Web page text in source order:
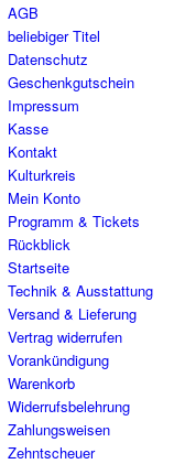
AGB
beliebiger Titel
Datenschutz
Geschenkgutschein
Impressum
Kasse
Kontakt
Kulturkreis
Mein Konto
Programm & Tickets
Rückblick
Startseite
Technik & Ausstattung
Versand & Lieferung
Vertrag widerrufen
Vorankündigung
Warenkorb
Widerrufsbelehrung
Zahlungsweisen
Zehntscheuer